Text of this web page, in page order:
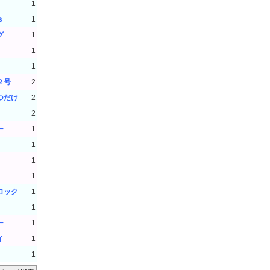
1
1
1
1
1
号
2
だけ
2
2
1
1
1
1
ック
1
1
1
1
1